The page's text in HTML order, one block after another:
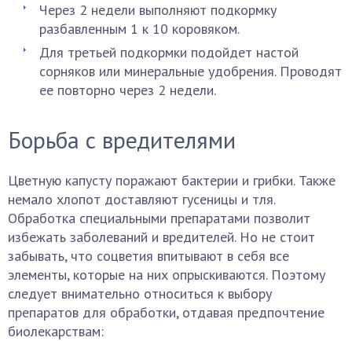
Через 2 недели выполняют подкормку
разбавленным 1 к 10 коровяком.
Для третьей подкормки подойдет настой
сорняков или минеральные удобрения. Проводят
ее повторно через 2 недели.
Борьба с вредителями
Цветную капусту поражают бактерии и грибки. Также
немало хлопот доставляют гусеницы и тля.
Обработка специальными препаратами позволит
избежать заболеваний и вредителей. Но не стоит
забывать, что соцветия впитывают в себя все
элементы, которые на них опрыскиваются. Поэтому
следует внимательно относиться к выбору
препаратов для обработки, отдавая предпочтение
биолекарствам: